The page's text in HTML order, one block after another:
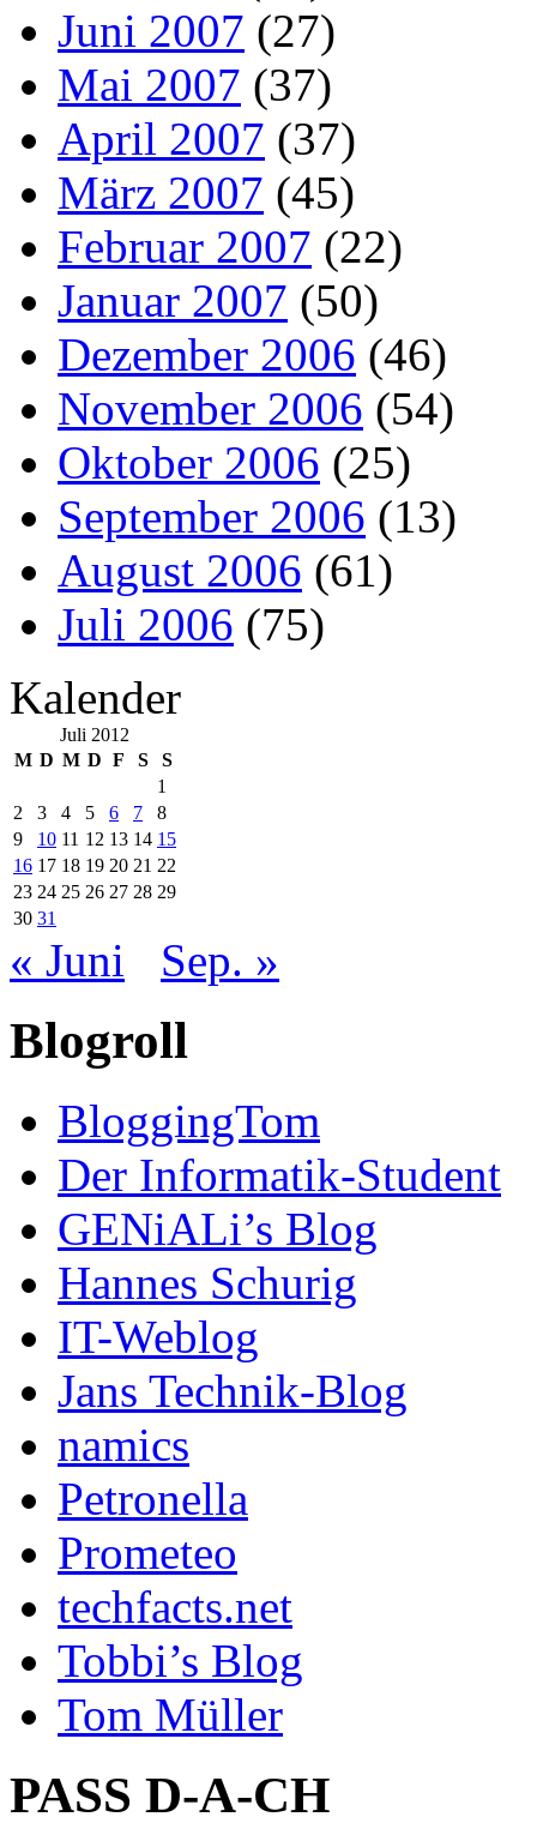
Juni 2007 (27)
Mai 2007 (37)
April 2007 (37)
März 2007 (45)
Februar 2007 (22)
Januar 2007 (50)
Dezember 2006 (46)
November 2006 (54)
Oktober 2006 (25)
September 2006 (13)
August 2006 (61)
Juli 2006 (75)
Kalender
Juli 2012
M D M D F S
S
1
2
3 4 5 6 7
8
9
10 11 12 13 14 15
16 17 18 19 20 21 22
23 24 25 26 27 28 29
30 31
« Juni Sep. »
Blogroll
BloggingTom
Der Informatik-Student
GENiALi’s Blog
Hannes Schurig
IT-Weblog
Jans Technik-Blog
namics
Petronella
Prometeo
techfacts.net
Tobbi’s Blog
Tom Müller
PASS D-A-CH